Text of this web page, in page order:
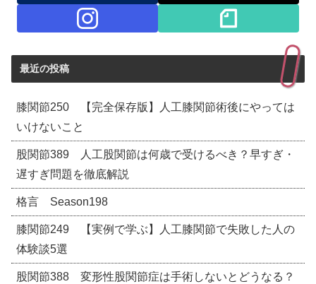
最近の投稿
膝関節250 【完全保存版】人工膝関節術後にやっては
いけないこと
股関節389 人工股関節は何歳で受けるべき？早すぎ・
遅すぎ問題を徹底解説
格言 Season198
膝関節249 【実例で学ぶ】人工膝関節で失敗した人の
体験談5選
股関節388 変形性股関節症は手術しないとどうなる？